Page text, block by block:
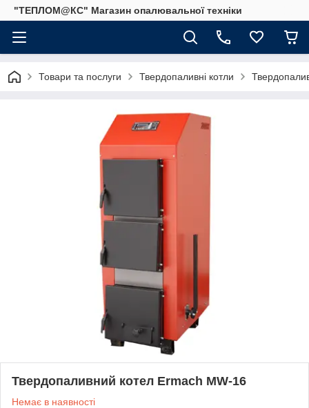
"ТЕПЛОМ@КС" Магазин опалювальної техніки
Товари та послуги Твердопаливні котли
Твердопаливний котел Ermach MW-16
Немає в наявності